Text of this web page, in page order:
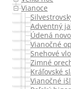
Vianoce
Adventný
Údená
Vianočné
Snehové
Zimné
Kráľovské
Vianočné